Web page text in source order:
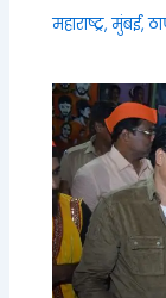
महाराष्ट्र,मुंबई,